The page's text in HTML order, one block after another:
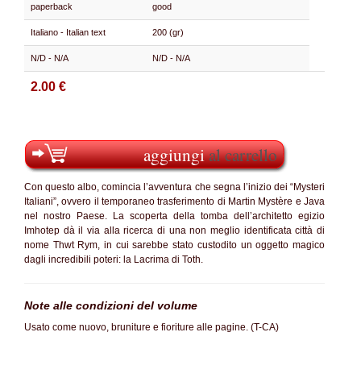
paperback
good
Italiano - Italian text 200 (gr)
N/D - N/A N/D - N/A
2.00 €
aggiungial carrello
Con questo albo, comincia l’avventura che segna l’inizio dei “Mysteri
Italiani”, ovvero il temporaneo trasferimento di Martin Mystère e Java
nel nostro Paese. La scoperta della tomba dell’architetto egizio
Imhotep dà il via alla ricerca di una non meglio identificata città di
nome Thwt Rym, in cui sarebbe stato custodito un oggetto magico
dagli incredibili poteri: la Lacrima di Toth.
Note alle condizioni del volume
Usato come nuovo, bruniture e fioriture alle pagine. (T-CA)